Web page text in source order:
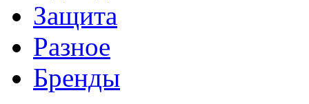
Защита
Разное
Бренды